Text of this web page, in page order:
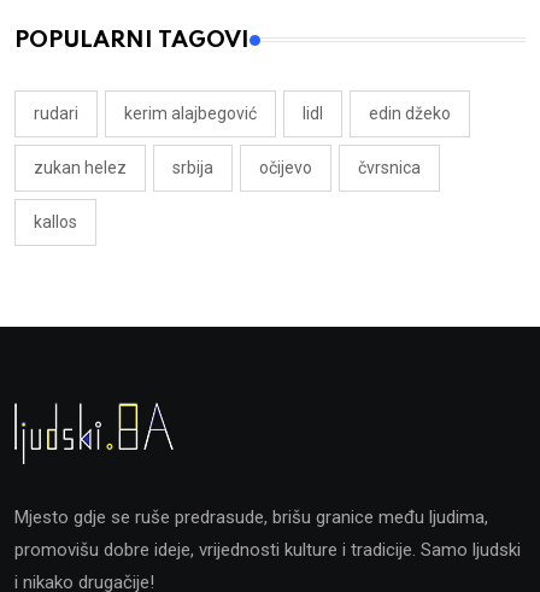
POPULARNI TAGOVI
rudari kerim alajbegović lidl edin džeko
zukan helez srbija očijevo čvrsnica
kallos
Mjesto gdje se ruše predrasude, brišu granice među ljudima,
promovišu dobre ideje, vrijednosti kulture i tradicije. Samo ljudski
i nikako drugačije!